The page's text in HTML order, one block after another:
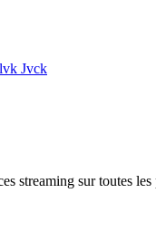
Jvck
streaming sur toutes les